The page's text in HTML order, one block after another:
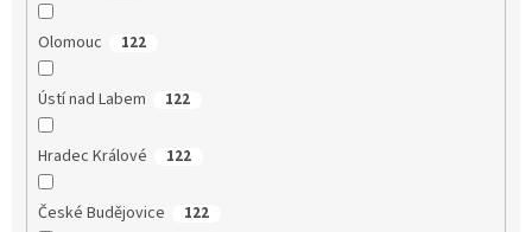
Olomouc 122
Ústí nad Labem 122
Hradec Králové 122
České Budějovice 122